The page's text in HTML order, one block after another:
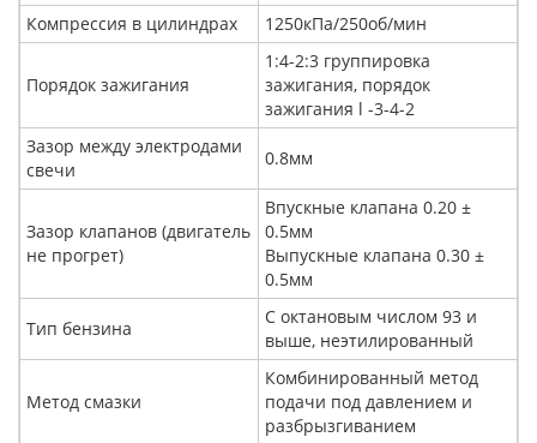
Компрессия в цилиндрах
1250кПа/250об/мин
Порядок зажигания
1:4-2:3 группировка
зажигания, порядок
зажигания l -3-4-2
Зазор между электродами
свечи
0.8мм
Зазор клапанов (двигатель
не прогрет)
Впускные клапана 0.20 ±
0.5мм
Выпускные клапана 0.30 ±
0.5мм
Тип бензина
С октановым числом 93 и
выше, неэтилированный
Метод смазки
Комбинированный метод
подачи под давлением и
разбрызгиванием